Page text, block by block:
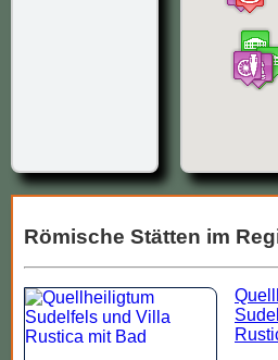
Römische Stätten im